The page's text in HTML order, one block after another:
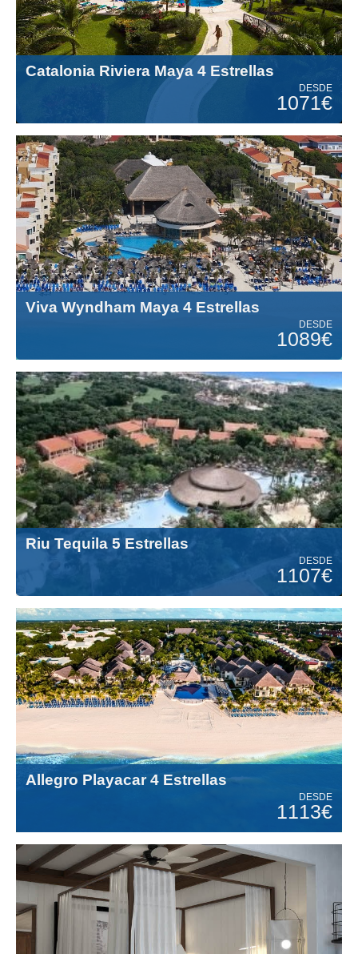
Catalonia Riviera Maya 4 Estrellas
DESDE
1071€
Viva Wyndham Maya 4 Estrellas
DESDE
1089€
Riu Tequila 5 Estrellas
DESDE
1107€
Allegro Playacar 4 Estrellas
DESDE
1113€